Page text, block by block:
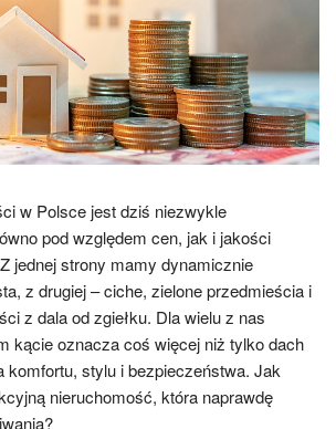
w Polsce jest dziś niezwykle
pod względem cen, jak i jakości
jednej strony mamy dynamicznie
z drugiej – ciche, zielone przedmieścia i
z dala od zgiełku. Dla wielu z nas
kącie oznacza coś więcej niż tylko dach
komfortu, stylu i bezpieczeństwa. Jak
nieruchomość, która naprawdę